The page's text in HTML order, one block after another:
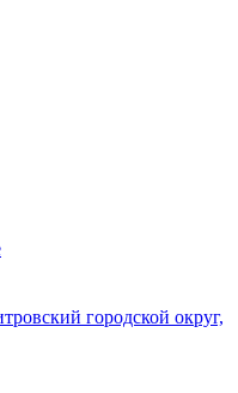
городской округ,